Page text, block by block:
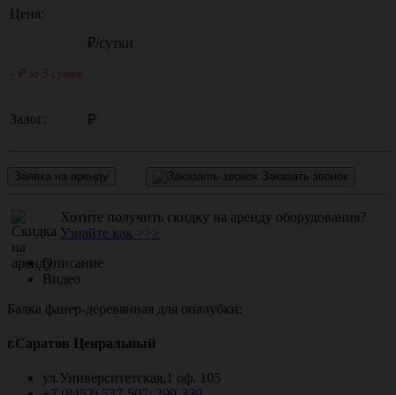
Цена:
- ₽ за 5 суток
₽/сутки
Залог: ₽
Заявка на аренду Заказать звонок
Хотите получить скидку на аренду оборудования?
Узнайте как >>>
Описание
Видео
Балка фанер-деревянная для опалубки:
г.Саратов Ценральный
ул.Университетская,1 оф. 105